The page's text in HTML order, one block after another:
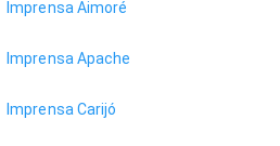
Imprensa Aimoré
Imprensa Apache
Imprensa Carijó